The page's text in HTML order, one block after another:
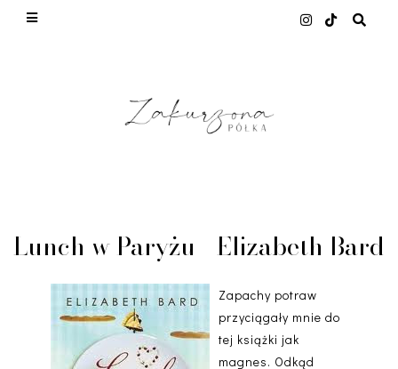
Lunch w Paryżu - Elizabeth Bard
Zapachy potraw
przyciągały mnie do
tej książki jak
magnes. Odkąd
This site uses cookies from Google to deliver its
quality of service, generate usage statistics, and
to detect and address abuse.
LEARN MORE